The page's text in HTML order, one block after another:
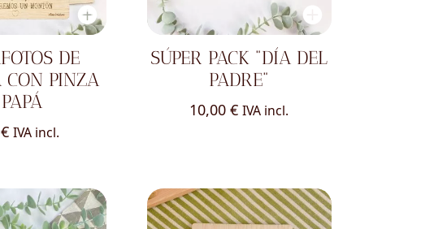
DE
CON PINZA
€ IVA incl.
SÚPER PACK "DÍA DEL
PADRE"
10,00€ IVA incl.